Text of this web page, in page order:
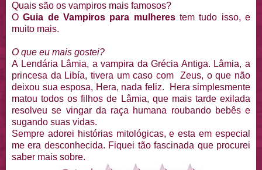
Quais são os vampiros mais famosos?
OGuia de Vampiros para mulherestem tudo isso, e
muito mais.
O que eu mais gostei?
A Lendária Lâmia, a vampira da Grécia Antiga. Lâmia, a
princesa da Libía, tivera um caso com Zeus, o que não
deixou sua esposa, Hera, nada feliz. Hera simplesmente
matou todos os filhos de Lâmia, que mais tarde exilada
resolveu se vingar da raça humana roubando bebês e
sugando suas vidas.
Sempre adorei histórias mitológicas, e esta em especial
me era desconhecida. Fiquei tão fascinada que procurei
saber mais sobre.